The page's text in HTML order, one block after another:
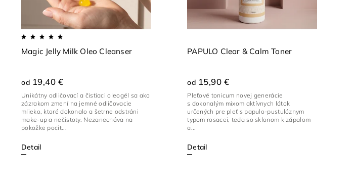
Magic Jelly Milk Oleo Cleanser
od 19,40 €
Detail
Unikátny odličovací a čistiaci oleogél sa ako
zázrakom zmení na jemné odličovacie
mlieko, ktoré dokonalo a šetrne odstráni
make-up a nečistoty. Nezanecháva na
pokožke pocit...
PAPULO Clear & Calm Toner
od 15,90 €
Detail
Pleťové tonicum novej generácie
s dokonalým mixom aktívnych látok
určených pre pleť s papulo-pustulóznym
typom rosacei, teda so sklonom k zápalom
a...